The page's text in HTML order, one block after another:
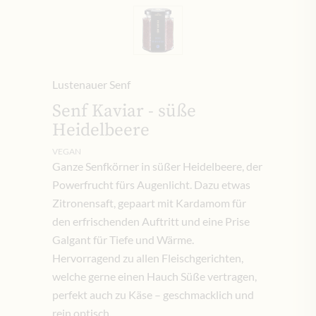
Lustenauer Senf
Senf Kaviar - süße
Heidelbeere
VEGAN
Ganze Senfkörner in süßer Heidelbeere, der
Powerfrucht fürs Augenlicht. Dazu etwas
Zitronensaft, gepaart mit Kardamom für
den erfrischenden Auftritt und eine Prise
Galgant für Tiefe und Wärme.
Hervorragend zu allen Fleischgerichten,
welche gerne einen Hauch Süße vertragen,
perfekt auch zu Käse – geschmacklich und
rein optisch.